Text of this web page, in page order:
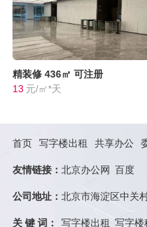
精装修 436㎡ 可注册
13 元/㎡*天
首页 写字楼出租 共享办公
友情链接： 北京办公网 百度
公司地址： 北京市海淀区中关
关 键 词： 写字楼出租 写字楼